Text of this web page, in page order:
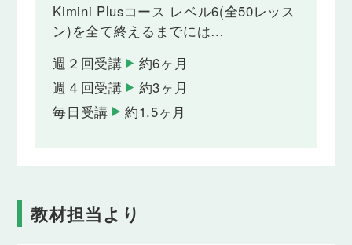
数量を表す語 ＋ of
「昨日買ったりんごのいくつか」「私たち全員」
や量なのかを伝えられるようになります。
Lesson 28
almost, most (of)の使い分け
Kimini Plusコース レベル6(全50レッス
ン)を全て終えるまでには…
週２回受講
約6ヶ月
週４回受講
約3ヶ月
毎日受講
約1.5ヶ月
教材担当より